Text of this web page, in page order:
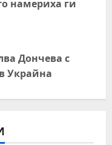
намериха ги
Дончева с
Украйна